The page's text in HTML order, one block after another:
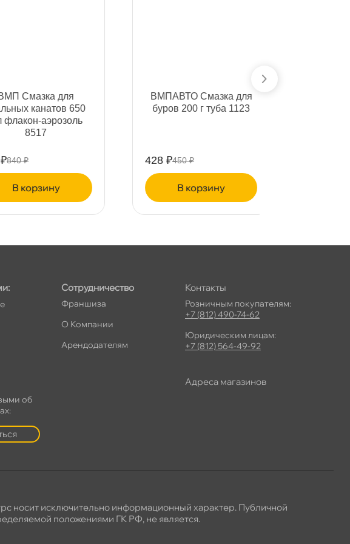
Смазка для
канатов 650
аэрозоль
8517
₽
корзину
МПАВТО Смазка для
уров 200 г туба 1123
428 ₽450 ₽
корзину
о
Сотрудничество
Франшиза
О Компании
Арендодателям
Контакты
Розничным покупателям:
+7 (812) 490-74-62
Юридическим лицам:
+7 (812) 564-49-92
Адреса магазино
носит исключительно информационный характер. Публичной
положениями ГК РФ, не является.